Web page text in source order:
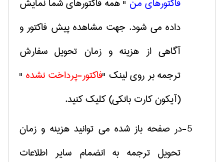
داده می شود. جهت مشاهده پیش فاکتور و
آگاهی از هزینه و زمان تحویل سفارش
ترجمه بر روی لینک "فاکتور-پرداخت نشده "
(آیکون کارت بانکی) کلیک کنید.
5-در صفحه باز شده می توانید هزینه و زمان
تحویل ترجمه به انضمام سایر اطلاعات